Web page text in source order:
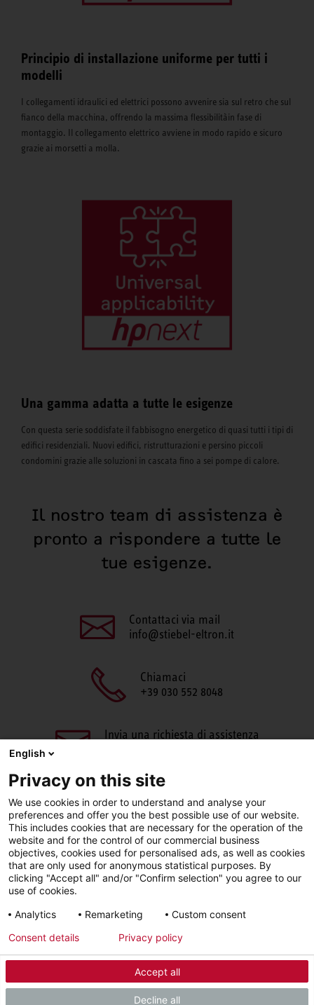
Principio di installazione uniforme per tutti i
modelli
I collegamenti idraulici ed elettrici possono avvenire sia sul retro che sul
fianco della macchina, offrendo la massima flessibilitàin fase di
montaggio. Il collegamento elettrico avviene in modo rapido e sicuro
grazie ai morsetti a molla.
Una gamma adatta a tutte le esigenze
Con questa serie soddisfate il fabbisogno energetico di quasi tutti i tipi di
edifici residenziali. Nuovi edifici, ristrutturazioni e persino piccoli
condomini grazie alle soluzioni in cascata fino a sei pompe di calore.
Il nostro team di assistenza è
pronto a rispondere a tutte le
tue esigenze.
Contattaci via mail
info@stiebel-eltron.it
Chiamaci
+39 030 552 8048
Invia una richiesta di assistenza
Sigla editoriale Informativa sulla privacy
Facebook LinkedIn Instagram
© 2026 - STIEBEL ELTRON GmbH & Co. KG (DE)
English
Privacy on this site
We use cookies in order to understand and analyse your
preferences and offer you the best possible use of our website.
This includes cookies that are necessary for the operation of the
website and for the control of our commercial business
objectives, cookies used for personalised ads, as well as cookies
that are only used for anonymous statistical purposes. By
clicking "Accept all" and/or "Confirm selection" you agree to our
use of cookies.
Analytics
Remarketing Custom consent
Accept all
Decline all
Consent details Privacy policy